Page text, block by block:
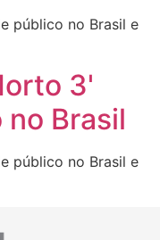
público no Brasil e
3'
Brasil
público no Brasil e